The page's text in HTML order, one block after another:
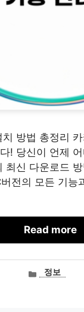
방법 총정리
! 당신이 언제
신 다운로드
전의 모든 기
Read more
카정보